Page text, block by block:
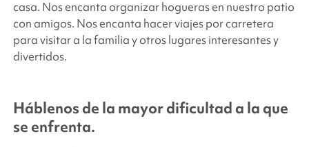
casa. Nos encanta organizar hogueras en nuestro patio
con amigos. Nos encanta hacer viajes por carretera
para visitar a la familia y otros lugares interesantes y
divertidos.
Háblenos de la mayor dificultad a la que
se enfrenta.